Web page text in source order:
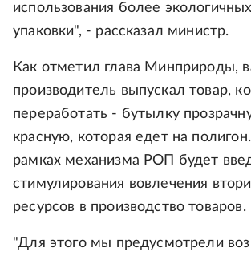
использования более
упаковки", - рассказал министр.
Как отметил глава Минприроды,
производитель выпускал товар,
переработать - бутылку
красную, которая едет на
рамках механизма РОП будет
стимулирования вовлечения
ресурсов в производство товаров.
"Для этого мы предусмотрели